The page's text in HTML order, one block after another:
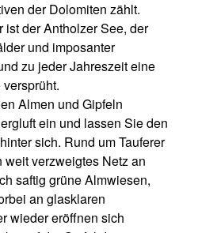
der Dolomiten zählt.
ist der Antholzer See, der
und imposanter
zu jeder Jahreszeit eine
Almen und Gipfeln
ein und lassen Sie den
sich. Rund um Tauferer
verzweigtes Netz an
saftig grüne Almwiesen,
an glasklaren
wieder eröffnen sich